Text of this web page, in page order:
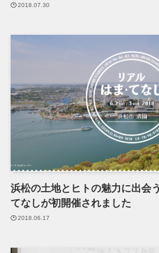
2018.07.30
浜松の土地とヒトの魅力に出会
てなしが初開催されました
2018.06.17